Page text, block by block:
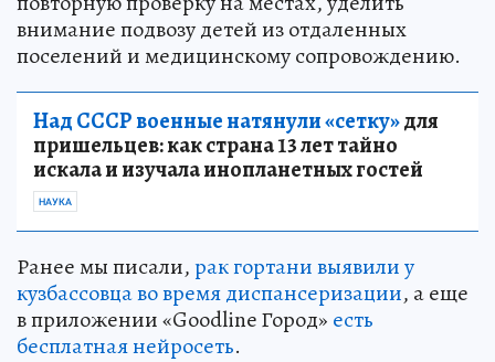
внимание подвозу детей из отдаленных
поселений и медицинскому сопровождению.
Над СССР военные натянули «сетку»для
пришельцев: как страна 13 лет тайно
искала и изучала инопланетных гостей
НАУКА
Ранее мы писали,рак гортани выявили у
кузбассовца во время диспансеризации, а еще
в приложении «Goodline Город» есть
бесплатная нейросеть.